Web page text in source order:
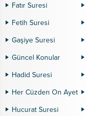
Fatır Suresi
Fetih Suresi
Gaşiye Suresi
Güncel Konular
Hadid Suresi
Her Cüzden On Ayet
Hucurat Suresi